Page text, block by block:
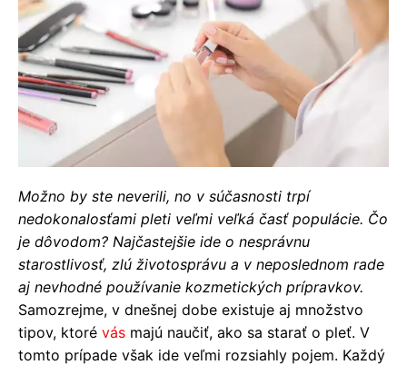
Možno by ste neverili, no v súčasnosti trpí
nedokonalosťami pleti veľmi veľká časť populácie. Čo
je dôvodom? Najčastejšie ide o nesprávnu
starostlivosť, zlú životosprávu a v neposlednom rade
aj nevhodné používanie kozmetických prípravkov.
Samozrejme, v dnešnej dobe existuje aj množstvo
tipov, ktoré vás majú naučiť, ako sa starať o pleť. V
tomto prípade však ide veľmi rozsiahly pojem. Každý